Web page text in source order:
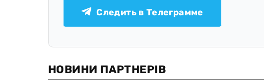
Следить в Телеграмме